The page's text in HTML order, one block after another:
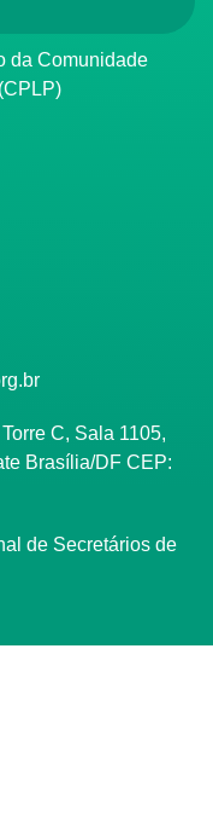
C, Sala 1105,
Brasília/DF CEP:
de Secretários de